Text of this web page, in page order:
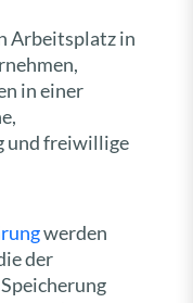
Arbeitsplatz in
in einer
und freiwillige
werden
der